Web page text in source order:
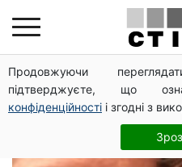
Продовжуючи
підтверджуєте, що
конфіденційності і згодні з
актеры